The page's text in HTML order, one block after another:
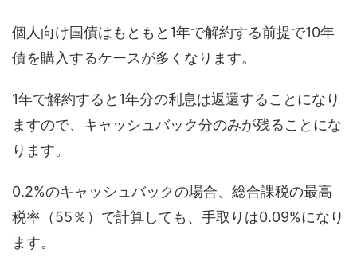
個人向け国債はもともと1年で解約する前提で10年
債を購入するケースが多くなります。
1年で解約すると1年分の利息は返還することになり
ますので、キャッシュバック分のみが残ることにな
ります。
0.2%のキャッシュバックの場合、総合課税の最高
税率（55％）で計算しても、手取りは0.09%になり
ます。